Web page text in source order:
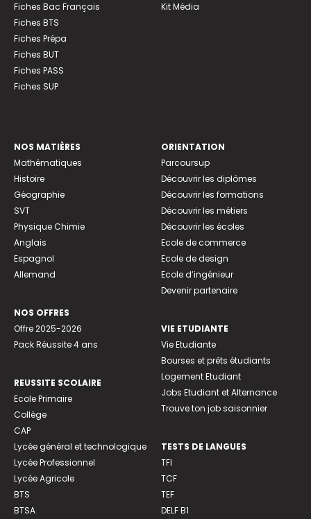
Fiches Bac Français
Fiches BTS
Fiches Prépa
Fiches BUT
Fiches PASS
Fiches SUP
Kit Média
NOS MATIÈRES
Mathématiques
Histoire
Géographie
SVT
Physique Chimie
Anglais
Espagnol
Allemand
NOS OFFRES
Offre 2025-2026
Pack Réussite 4 ans
REUSSITE SCOLAIRE
Ecole Primaire
Collège
CAP
Lycée général et technologique
Lycée Professionnel
Lycée Agricole
BTS
BTSA
ORIENTATION
Parcoursup
Découvrir les diplômes
Découvrir les formations
Découvrir les métiers
Découvrir les écoles
Ecole de commerce
Ecole de design
Ecole d’ingénieur
Devenir partenaire
VIE ETUDIANTE
Vie Etudiante
Bourses et prêts étudiants
Logement Etudiant
Jobs Etudiant et Alternance
Trouve ton job saisonnier
TESTS DE LANGUES
TFI
TCF
TEF
DELF B1